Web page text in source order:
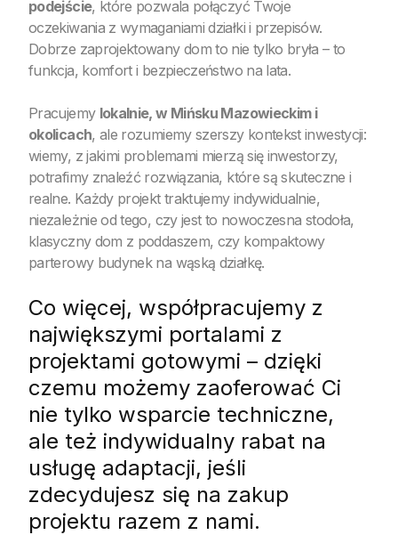
podejście, które pozwala połączyć Twoje
oczekiwania z wymaganiami działki i przepisów.
Dobrze zaprojektowany dom to nie tylko bryła – to
funkcja, komfort i bezpieczeństwo na lata.
Pracujemy lokalnie, w Mińsku Mazowieckim i
okolicach, ale rozumiemy szerszy kontekst inwestycji:
wiemy, z jakimi problemami mierzą się inwestorzy,
potrafimy znaleźć rozwiązania, które są skuteczne i
realne. Każdy projekt traktujemy indywidualnie,
niezależnie od tego, czy jest to nowoczesna stodoła,
klasyczny dom z poddaszem, czy kompaktowy
parterowy budynek na wąską działkę.
Co więcej, współpracujemy z
największymi portalami z
projektami gotowymi – dzięki
czemu możemy zaoferować Ci
nie tylko wsparcie techniczne,
ale też indywidualny rabat na
usługę adaptacji, jeśli
zdecydujesz się na zakup
projektu razem z nami.